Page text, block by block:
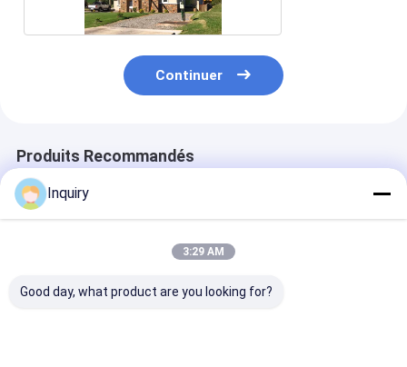
Continuer
Produits Recommandés
Inquiry
3:29 AM
Good day, what product are you looking for?